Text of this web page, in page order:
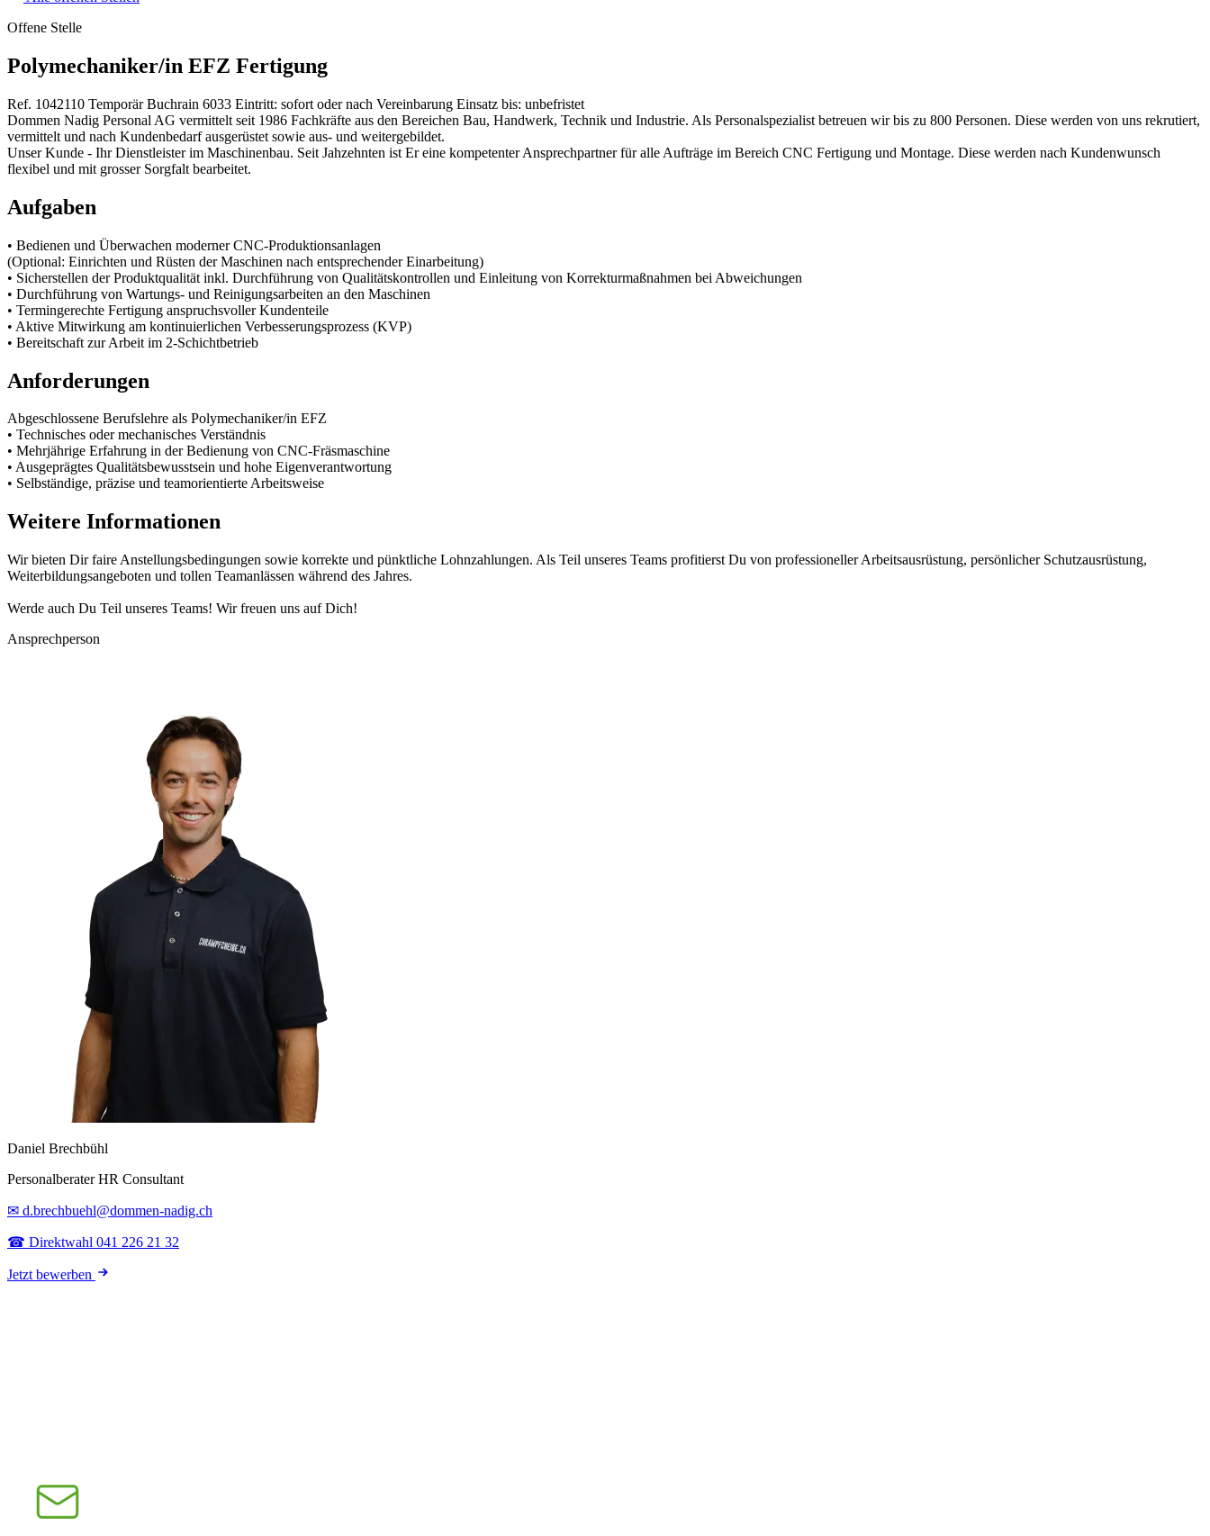
Offene Stelle
Polymechaniker/in EFZ Fertigung
Ref. 1042110 Temporär Buchrain 6033 Eintritt: sofort oder nach Vereinbarung Einsatz bis: unbefristet
Dommen Nadig Personal AG vermittelt seit 1986 Fachkräfte aus den Bereichen Bau, Handwerk, Technik und Industrie. Als Personalspezialist betreuen wir bis zu 800 Personen. Diese werden von uns rekrutiert,
vermittelt und nach Kundenbedarf ausgerüstet sowie aus- und weitergebildet.
Unser Kunde - Ihr Dienstleister im Maschinenbau. Seit Jahzehnten ist Er eine kompetenter Ansprechpartner für alle Aufträge im Bereich CNC Fertigung und Montage. Diese werden nach Kundenwunsch
flexibel und mit grosser Sorgfalt bearbeitet.
Aufgaben
• Bedienen und Überwachen moderner CNC-Produktionsanlagen
(Optional: Einrichten und Rüsten der Maschinen nach entsprechender Einarbeitung)
• Sicherstellen der Produktqualität inkl. Durchführung von Qualitätskontrollen und Einleitung von Korrekturmaßnahmen bei Abweichungen
• Durchführung von Wartungs- und Reinigungsarbeiten an den Maschinen
• Termingerechte Fertigung anspruchsvoller Kundenteile
• Aktive Mitwirkung am kontinuierlichen Verbesserungsprozess (KVP)
• Bereitschaft zur Arbeit im 2-Schichtbetrieb
Anforderungen
Abgeschlossene Berufslehre als Polymechaniker/in EFZ
• Technisches oder mechanisches Verständnis
• Mehrjährige Erfahrung in der Bedienung von CNC-Fräsmaschine
• Ausgeprägtes Qualitätsbewusstsein und hohe Eigenverantwortung
• Selbständige, präzise und teamorientierte Arbeitsweise
Weitere Informationen
Wir bieten Dir faire Anstellungsbedingungen sowie korrekte und pünktliche Lohnzahlungen. Als Teil unseres Teams profitierst Du von professioneller Arbeitsausrüstung, persönlicher Schutzausrüstung,
Weiterbildungsangeboten und tollen Teamanlässen während des Jahres.
Werde auch Du Teil unseres Teams! Wir freuen uns auf Dich!
Ansprechperson
Daniel Brechbühl
Personalberater HR Consultant
✉ d.brechbuehl@dommen-nadig.ch
☎ Direktwahl 041 226 21 32
Jetzt bewerben